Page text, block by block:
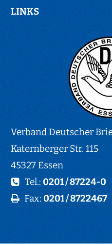
LINKS
Verband Deutscher
Katernberger Str. 115
45327 Essen
Tel.:0201 / 87224-0
Fax:0201 / 8722467